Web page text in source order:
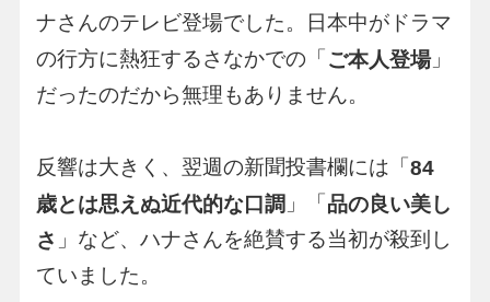
ナさんのテレビ登場でした。日本中がドラマ
の行方に熱狂するさなかでの「 ご本人登場」
だったのだから無理もありません。
反響は大きく、翌週の新聞投書欄には「 84
歳とは思えぬ近代的な口調 」「 品の良い美し
さ 」など、ハナさんを絶賛する当初が殺到し
ていました。